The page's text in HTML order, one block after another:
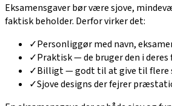
Eksamensgaver bør være sjove,
faktisk beholder. Derfor virker det:
✓Personliggør med navn,
✓Praktisk — de bruger den i
✓Billigt — godt til at give til flere
✓Sjove designs der fejrer